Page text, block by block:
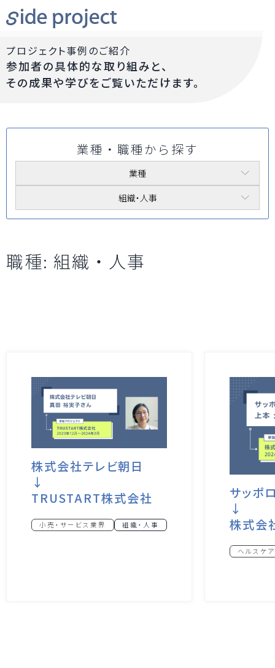
プロジェクト事例のご紹介
参加者の具体的な取り組みと、
その成果や学びをご覧いただけます。
業種・職種から探す
業種
組織・人事
職種: 組織・人事
株式会社テレビ朝日
↓
TRUSTART株式会社
小売・サービス業界 組織・人事
サッポ
↓
株式
ヘルスケ